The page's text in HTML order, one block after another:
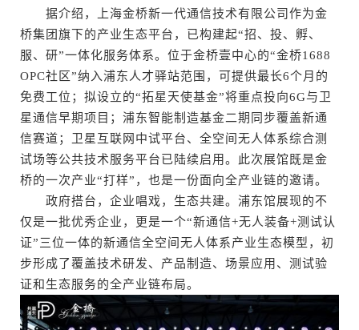
据介绍，上海金桥新一代通信技术有限公司作为金
桥集团旗下的产业生态平台，已构建起“招、投、孵、
服、研”一体化服务体系。位于金桥壹中心的“金桥1688
OPC社区”纳入浦东人才驿站范围，可提供最长6个月的
免费工位；拟设立的“拓星天使基金”将重点投向6G与卫
星通信早期项目；浦东智能制造基金二期同步覆盖新通
信赛道；卫星互联网中试平台、全空间无人体系综合测
试场等公共技术服务平台已陆续启用。此次展馆既是金
桥的一次产业“打样”，也是一份面向全产业链的邀请。
政府搭台，企业唱戏，生态共建。浦东馆展现的不
仅是一批优秀企业，更是一个“新通信+无人装备+测试认
证”三位一体的新通信全空间无人体系产业生态模型，初
步形成了覆盖技术研发、产品制造、场景应用、测试验
证和生态服务的全产业链布局。